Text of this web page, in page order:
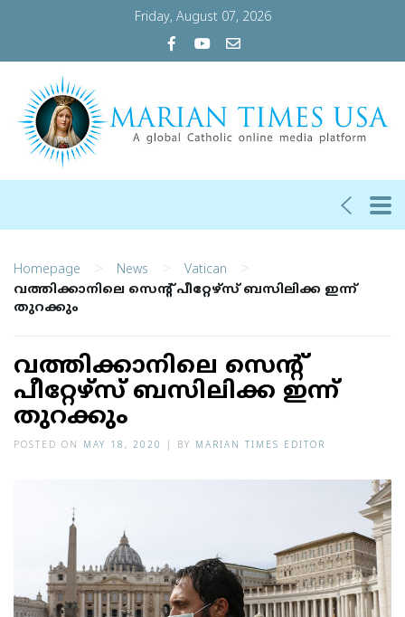
Friday, August 07, 2026
Homepage > News > Vatican >
വത്തിക്കാനിലെ സെന്റ് പീറ്റേഴ്‌സ് ബസിലിക്ക ഇന്ന്
തുറക്കും
വത്തിക്കാനിലെ സെന്റ്
പീറ്റേഴ്‌സ് ബസിലിക്ക ഇന്ന്
തുറക്കും
POSTED ON MAY 18, 2020 BY MARIAN TIMES EDITOR